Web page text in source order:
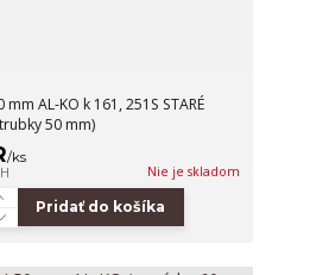
AL-KO k 161, 251S STARÉ
50 mm)
/ks
Nie je skladom
Pridať do košíka